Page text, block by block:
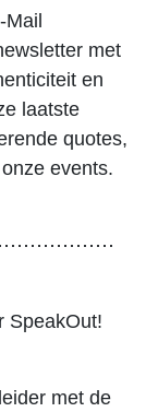
Mail
met
en
laatste
quotes,
events.
SpeakOut!
met de